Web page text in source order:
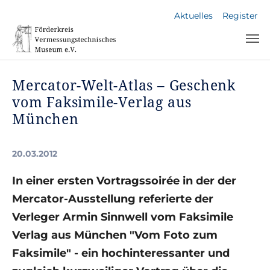
Aktuelles Register
Mercator-Welt-Atlas – Geschenk
vom Faksimile-Verlag aus
München
20.03.2012
In einer ersten Vortragssoirée in der der
Mercator-Ausstellung referierte der
Verleger Armin Sinnwell vom Faksimile
Verlag aus München "Vom Foto zum
Faksimile" - ein hochinteressanter und